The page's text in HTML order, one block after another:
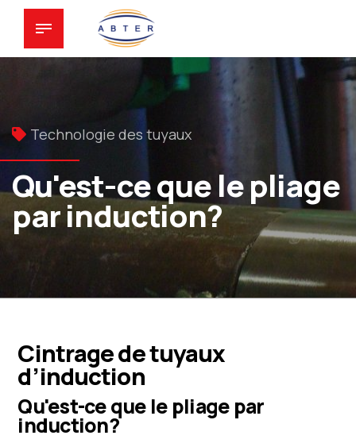
Technologie des tuyaux
Qu'est-ce que le pliage
par induction?
Cintrage de tuyaux
d’induction
Qu'est-ce que le pliage par
induction?